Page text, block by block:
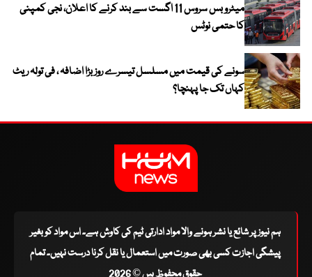
میٹرو بس سروس 11 اگست سے بند کرنے کا اعلان، نجی کمپنی
کا حتمی نوٹس
سونے کی قیمت میں مسلسل تیسرے روز بڑا اضافہ ، فی تولہ ریٹ
کہاں تک جا پہنچا؟
ہم نیوز پر شائع یا نشر ہونے والا مواد ادارتی ٹیم کی کاوش ہے۔ اس مواد کو بغیر
پیشگی اجازت کسی بھی صورت میں استعمال یا نقل کرنا درست نہیں۔ تمام